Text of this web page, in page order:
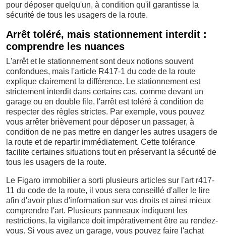
pour déposer quelqu'un, à condition qu'il garantisse la
sécurité de tous les usagers de la route.
Arrêt toléré, mais stationnement interdit :
comprendre les nuances
L'arrêt et le stationnement sont deux notions souvent
confondues, mais l'article R417-1 du code de la route
explique clairement la différence. Le stationnement est
strictement interdit dans certains cas, comme devant un
garage ou en double file, l'arrêt est toléré à condition de
respecter des règles strictes. Par exemple, vous pouvez
vous arrêter brièvement pour déposer un passager, à
condition de ne pas mettre en danger les autres usagers de
la route et de repartir immédiatement. Cette tolérance
facilite certaines situations tout en préservant la sécurité de
tous les usagers de la route.
Le Figaro immobilier a sorti plusieurs articles sur l'art r417-
11 du code de la route, il vous sera conseillé d'aller le lire
afin d'avoir plus d'information sur vos droits et ainsi mieux
comprendre l'art. Plusieurs panneaux indiquent les
restrictions, la vigilance doit impérativement être au rendez-
vous. Si vous avez un garage, vous pouvez faire l'achat